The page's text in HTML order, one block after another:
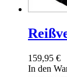
159,95 €
In den